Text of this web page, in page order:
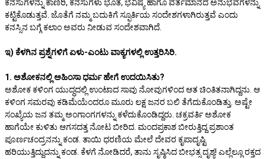
ಕನಸುಗಳನ್ನು ಕಾಣಿರಿ, ಕನಸುಗಳು ಭೂತ, ಭವಿಷ್ಯ ಹಾಗೂ ವರ್ತಮಾನದ ಅನುಭವಗಳನ್ನು
ಕಟ್ಟಿಕೊಡುತ್ತವೆ. ಜೊತೆಗೆ ನಮ್ಮ ಬದುಕಿಗೆ ಸ್ಫೂರ್ತಿಯ ಸಂದೇಶಗಳಾಗಿರುತ್ತವೆ ಎಂದು
ಕನಸ್ಸಿನ ಬಗ್ಗೆ ಕಲಾಂ ಅವರು ನೀಡುವ ಸಂದೇಶವಾಗಿದೆ.
ಇ) ಕೆಳಗಿನ ಪ್ರಶ್ನೆಗಳಿಗೆ ಏಳು-ಎಂಟು ವಾಕ್ಯಗಳಲ್ಲಿ ಉತ್ತರಿಸಿರಿ.
1. ಅಶೋಕನಲ್ಲಿ ಅಹಿಂಸಾ ಧರ್ಮ ಹೇಗೆ ಉದಯಿಸಿತು?
ಅಶೋಕ ಕಳಿಂಗ ಯುದ್ಧದಲ್ಲಿ ಉಂಟಾದ ಸಾವು ನೋವುಗಳಿಂದ ಆತ ಚಿಂತಿತನಾಗಿದ್ದನು. ಆ
ಕಳಿಂಗ ಸಮರವು ಕಡಿಮೆಯೆಂದರೂ ಮೂರು ಲಕ್ಷ ಜನರ ಬಲಿ ತೆಗೆದುಕೊಂಡಿತ್ತು. ಅಷ್ಟೇ
ಸಂಖ್ಯೆಯ ಜನ ತಮ್ಮ ಅಂಗಾಂಗಗಳನ್ನು ಕಳೆದುಕೊಂಡಿದ್ದರು. ಚಕ್ರವರ್ತಿ ಅಶೋಕ
ಹಾಗೆಯೇ ಕುಳಿತು ಆಗಸದತ್ತ ನೋಟ ಬೀರಿದ. ಮಂದಪ್ರಕಾಶ ಬೀರುತ್ತಿದ್ದ ಪ್ರಶಾಂತ
ಪೂರ್ಣಚಂದ್ರನನ್ನು ಕಂಡ. ತಾಯಿ ಧರಣಿಯ ಮೇಲೆ ದೇವರ ಕೃಪಾದೃಷ್ಟಿ
ಹರಿಯುತ್ತಿದ್ದುದನ್ನು ಕಂಡ. ಕೆಳಗೆ ನೋಡಿದರೆ, ತಾನು ಸೃಷ್ಠಿಸಿದ ಬೀಭತ್ಸ ದೃಶ್ಯ! ಎಲ್ಲೆಲ್ಲೂ ರಕ್ತದ